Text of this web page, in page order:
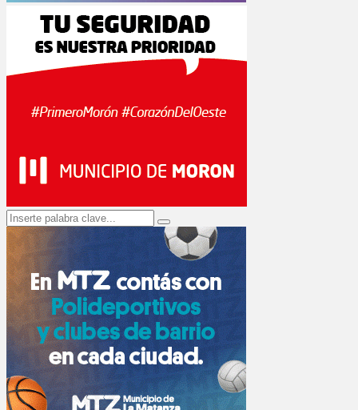
Search
for:
Search